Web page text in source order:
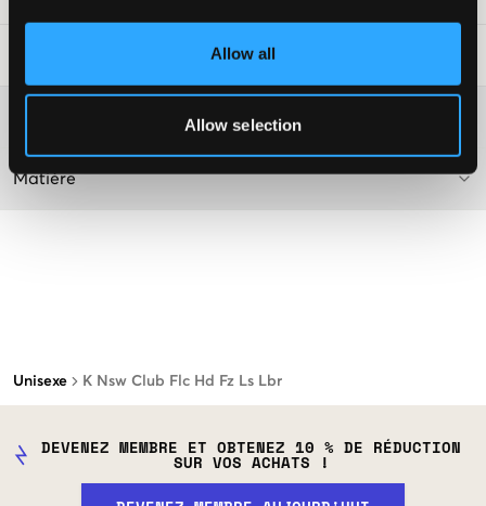
Allow all
Allow selection
Unisexe K Nsw Club Flc Hd Fz Ls Lbr
Plus d'informations sur les instructions de lavage
Matière
DEVENEZ MEMBRE ET OBTENEZ 10 % DE RÉDUCTION
SUR VOS ACHATS !